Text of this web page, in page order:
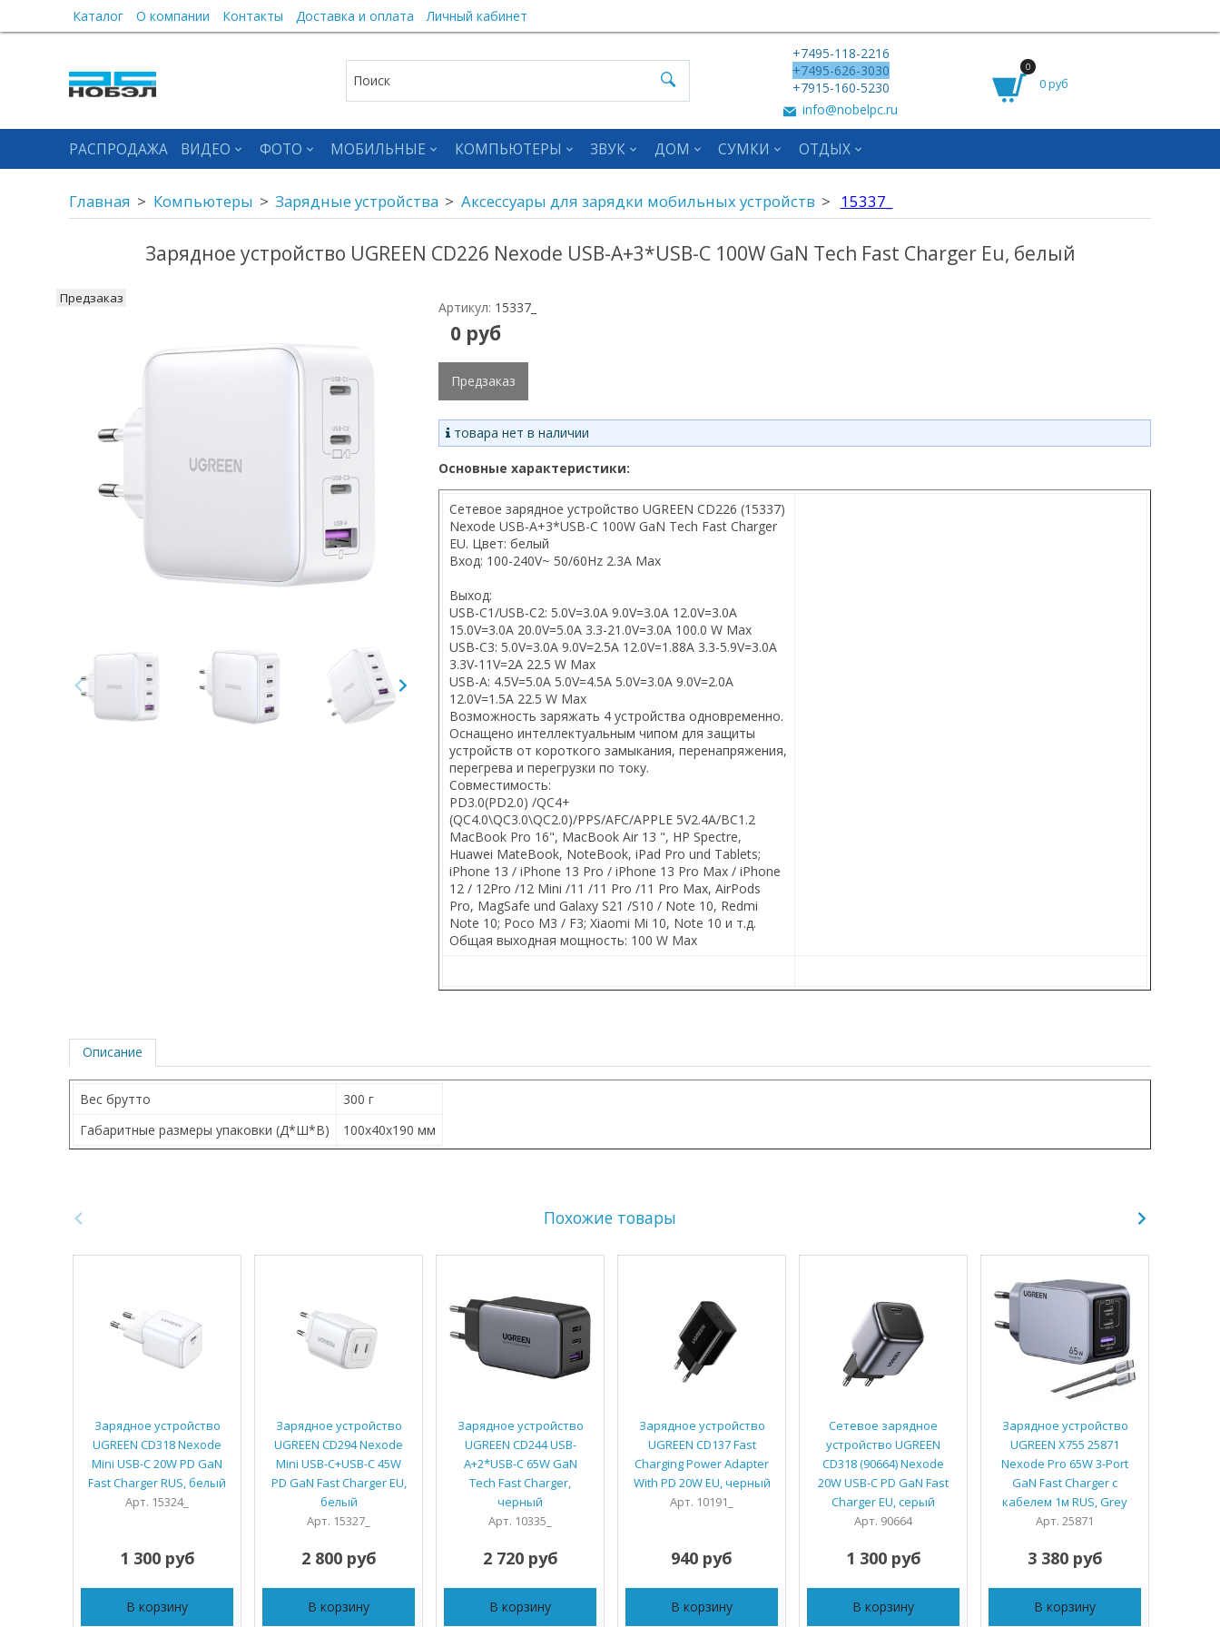
Каталог О компании Контакты Доставка и оплата Личный кабинет
+7495-118-2216
+7495-626-3030
+7915-160-5230
info@nobelpc.ru
0
0 руб
РАСПРОДАЖА ВИДЕО ФОТО МОБИЛЬНЫЕ КОМПЬЮТЕРЫ ЗВУК ДОМ СУМКИ ОТДЫХ
Главная Компьютеры Зарядные устройства Аксессуары для зарядки мобильных устройств 15337_
Зарядное устройство UGREEN CD226 Nexode USB-A+3*USB-C 100W GaN Tech Fast Charger Eu, белый
Предзаказ
Артикул: 15337_
0 руб
Предзаказ
товара нет в наличии
Основные характеристики:
Сетевое зарядное устройство UGREEN CD226 (15337)
Nexode USB-A+3*USB-C 100W GaN Tech Fast Charger
EU. Цвет: белый
Вход: 100-240V~ 50/60Hz 2.3A Max
Выход:
USB-C1/USB-C2: 5.0V=3.0A 9.0V=3.0A 12.0V=3.0A
15.0V=3.0A 20.0V=5.0A 3.3-21.0V=3.0A 100.0 W Max
USB-C3: 5.0V=3.0A 9.0V=2.5A 12.0V=1.88A 3.3-5.9V=3.0A
3.3V-11V=2A 22.5 W Max
USB-A: 4.5V=5.0A 5.0V=4.5A 5.0V=3.0A 9.0V=2.0A
12.0V=1.5A 22.5 W Max
Возможность заряжать 4 устройства одновременно.
Оснащено интеллектуальным чипом для защиты
устройств от короткого замыкания, перенапряжения,
перегрева и перегрузки по току.
Совместимость:
PD3.0(PD2.0) /QC4+
(QC4.0\QC3.0\QC2.0)/PPS/AFC/APPLE 5V2.4A/BC1.2
MacBook Pro 16", MacBook Air 13 ", HP Spectre,
Huawei MateBook, NoteBook, iPad Pro und Tablets;
iPhone 13 / iPhone 13 Pro / iPhone 13 Pro Max / iPhone
12 / 12Pro /12 Mini /11 /11 Pro /11 Pro Max, AirPods
Pro, MagSafe und Galaxy S21 /S10 / Note 10, Redmi
Note 10; Poco M3 / F3; Xiaomi Mi 10, Note 10 и т.д.
Общая выходная мощность: 100 W Max
Описание
Вес брутто
300 г
Габаритные размеры упаковки (Д*Ш*В)
100х40х190 мм
Похожие товары
Зарядное устройство
UGREEN CD318 Nexode
Mini USB-C 20W PD GaN
Fast Charger RUS, белый
Арт. 15324_
1 300 руб
В корзину
Зарядное устройство
UGREEN CD294 Nexode
Mini USB-C+USB-C 45W
PD GaN Fast Charger EU,
белый
Арт. 15327_
2 800 руб
В корзину
Зарядное устройство
UGREEN CD244 USB-
A+2*USB-C 65W GaN
Tech Fast Charger,
черный
Арт. 10335_
2 720 руб
В корзину
Зарядное устройство
UGREEN CD137 Fast
Charging Power Adapter
With PD 20W EU, черный
Арт. 10191_
940 руб
В корзину
Сетевое зарядное
устройство UGREEN
CD318 (90664) Nexode
20W USB-C PD GaN Fast
Charger EU, серый
Арт. 90664
1 300 руб
В корзину
Зарядное устройство
UGREEN X755 25871
Nexode Pro 65W 3-Port
GaN Fast Charger с
кабелем 1м RUS, Grey
Арт. 25871
3 380 руб
В корзину